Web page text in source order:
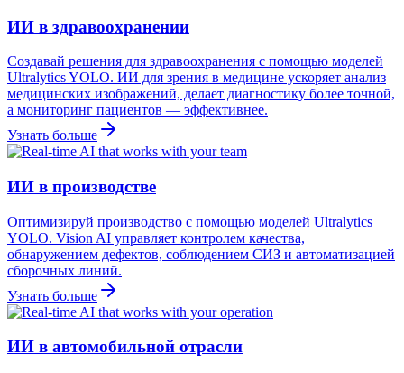
ИИ в здравоохранении
Создавай решения для здравоохранения с помощью моделей
Ultralytics YOLO. ИИ для зрения в медицине ускоряет анализ
медицинских изображений, делает диагностику более точной,
а мониторинг пациентов — эффективнее.
Узнать больше
ИИ в производстве
Оптимизируй производство с помощью моделей Ultralytics
YOLO. Vision AI управляет контролем качества,
обнаружением дефектов, соблюдением СИЗ и автоматизацией
сборочных линий.
Узнать больше
ИИ в автомобильной отрасли